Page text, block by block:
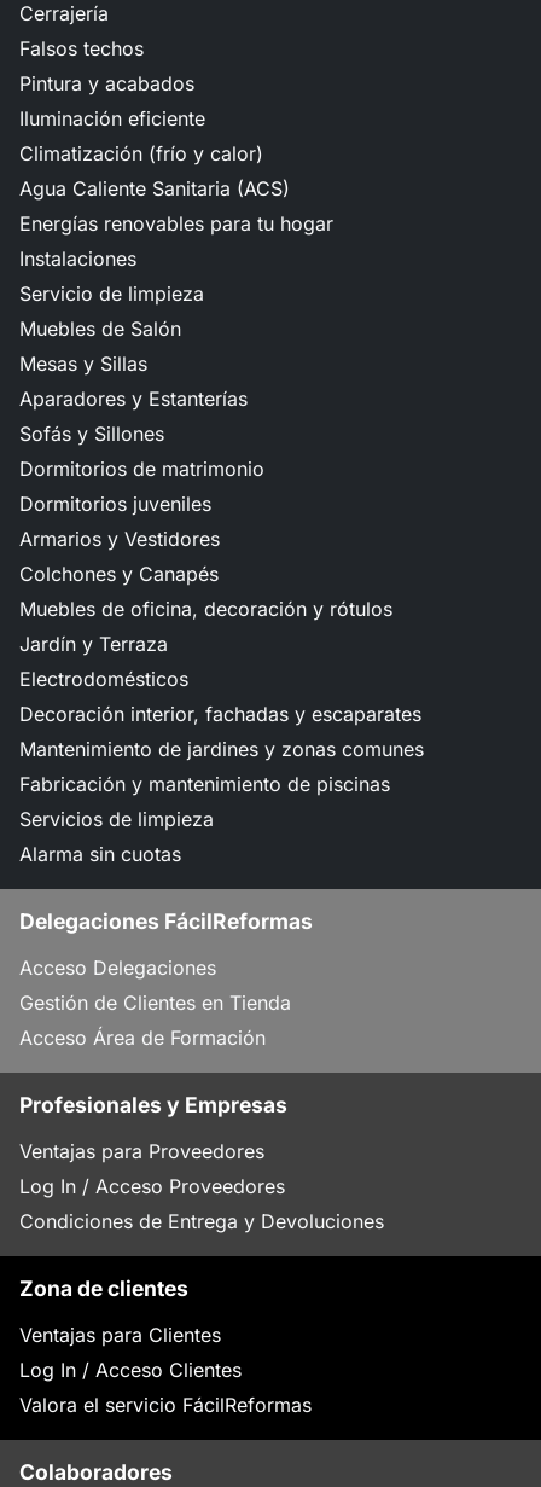
Cerrajería
Falsos techos
Pintura y acabados
Iluminación eficiente
Climatización (frío y calor)
Agua Caliente Sanitaria (ACS)
Energías renovables para tu hogar
Instalaciones
Servicio de limpieza
Muebles de Salón
Mesas y Sillas
Aparadores y Estanterías
Sofás y Sillones
Dormitorios de matrimonio
Dormitorios juveniles
Armarios y Vestidores
Colchones y Canapés
Muebles de oficina, decoración y rótulos
Jardín y Terraza
Electrodomésticos
Decoración interior, fachadas y escaparates
Mantenimiento de jardines y zonas comunes
Fabricación y mantenimiento de piscinas
Servicios de limpieza
Alarma sin cuotas
Delegaciones FácilReformas
Acceso Delegaciones
Gestión de Clientes en Tienda
Acceso Área de Formación
Profesionales y Empresas
Ventajas para Proveedores
Log In / Acceso Proveedores
Condiciones de Entrega y Devoluciones
Zona de clientes
Ventajas para Clientes
Log In / Acceso Clientes
Valora el servicio FácilReformas
Colaboradores